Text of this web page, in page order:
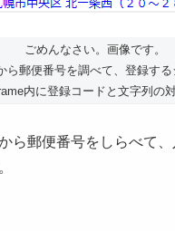
ごめんなさい。画像です。
ら郵便番号を調べて、登録する
内に登録コードと文字列の
ら郵便番号をしらべて